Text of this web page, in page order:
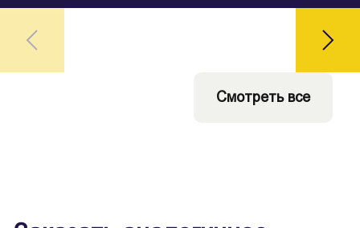
Смотреть все